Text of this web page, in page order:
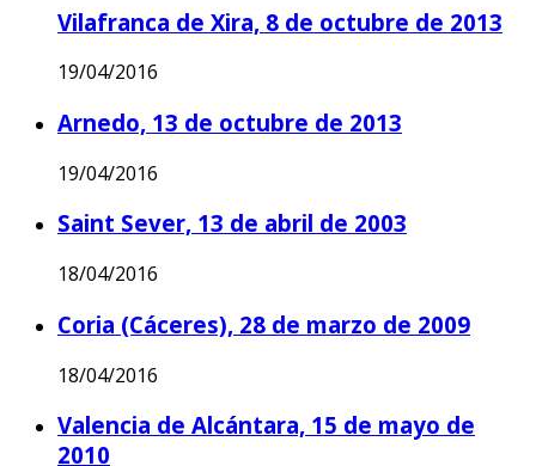
Vilafranca de Xira, 8 de octubre de 2013
19/04/2016
Arnedo, 13 de octubre de 2013
19/04/2016
Saint Sever, 13 de abril de 2003
18/04/2016
Coria (Cáceres), 28 de marzo de 2009
18/04/2016
Valencia de Alcántara, 15 de mayo de
2010